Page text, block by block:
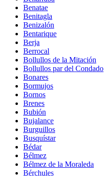
Benatae
Benitagla
Benizalón
Bentarique
Berja
Berrocal
Bollullos de la Mitación
Bollullos par del Condado
Bonares
Bormujos
Bornos
Brenes
Bubión
Bujalance
Burguillos
Busquístar
Bédar
Bélmez
Bélmez de la Moraleda
Bérchules